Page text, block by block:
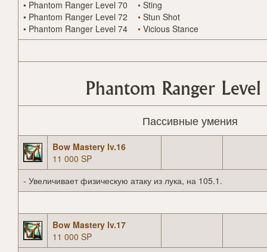
• Phantom Ranger Level 70
• Phantom Ranger Level 72
• Phantom Ranger Level 74
• Sting
• Stun Shot
• Vicious Stance
Phantom Ranger
Пассивные умения
Bow Mastery lv.16
11 000 SP
- Увеличивает физическую атаку из лука, на 105.1.
Bow Mastery lv.17
11 000 SP